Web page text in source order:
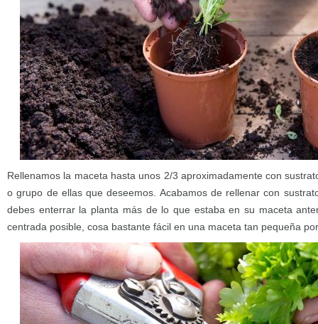
Rellenamos la maceta hasta unos 2/3 aproximadamente con
o grupo de ellas que deseemos. Acabamos de rellenar con
debes enterrar la planta más de lo que estaba en su maceta
centrada posible, cosa bastante fácil en una maceta tan pequeña